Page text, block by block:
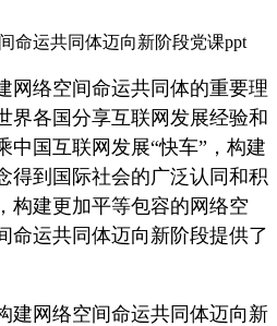
命运共同体迈向新阶段党课ppt
网络空间命运共同体的重要理
界各国分享互联网发展经验和
中国互联网发展“快车”，构建
得到国际社会的广泛认同和积
构建更加平等包容的网络空
命运共同体迈向新阶段提供了
建网络空间命运共同体迈向新